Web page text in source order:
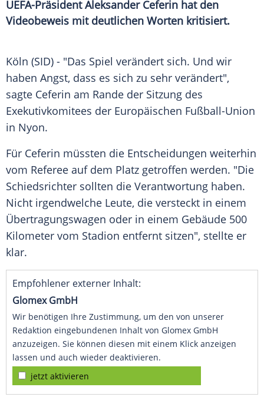
UEFA-Präsident Aleksander Ceferin hat den
Videobeweis mit deutlichen Worten kritisiert.
Köln (SID) - "Das Spiel verändert sich. Und wir
haben Angst, dass es sich zu sehr verändert",
sagte Ceferin am Rande der Sitzung des
Exekutivkomitees der Europäischen Fußball-Union
in Nyon.
Für Ceferin müssten die Entscheidungen weiterhin
vom Referee auf dem Platz getroffen werden. "Die
Schiedsrichter sollten die Verantwortung haben.
Nicht irgendwelche Leute, die versteckt in einem
Übertragungswagen oder in einem Gebäude 500
Kilometer vom Stadion entfernt sitzen", stellte er
klar.
Empfohlener externer Inhalt:
Glomex GmbH
Wir benötigen Ihre Zustimmung, um den von unserer
Redaktion eingebundenen Inhalt von Glomex GmbH
anzuzeigen. Sie können diesen mit einem Klick anzeigen
lassen und auch wieder deaktivieren.
jetzt aktivieren